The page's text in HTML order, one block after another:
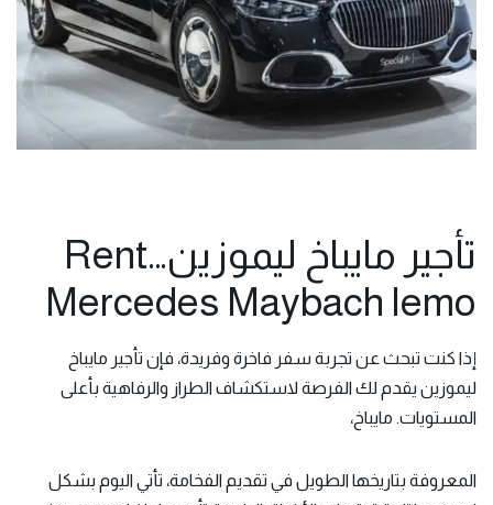
تأجير مايباخ ليموزين…Rent
Mercedes Maybach lemo
إذا كنت تبحث عن تجربة سفر فاخرة وفريدة، فإن تأجير مايباخ
ليموزين يقدم لك الفرصة لاستكشاف الطراز والرفاهية بأعلى
المستويات. مايباخ،
المعروفة بتاريخها الطويل في تقديم الفخامة، تأتي اليوم بشكل